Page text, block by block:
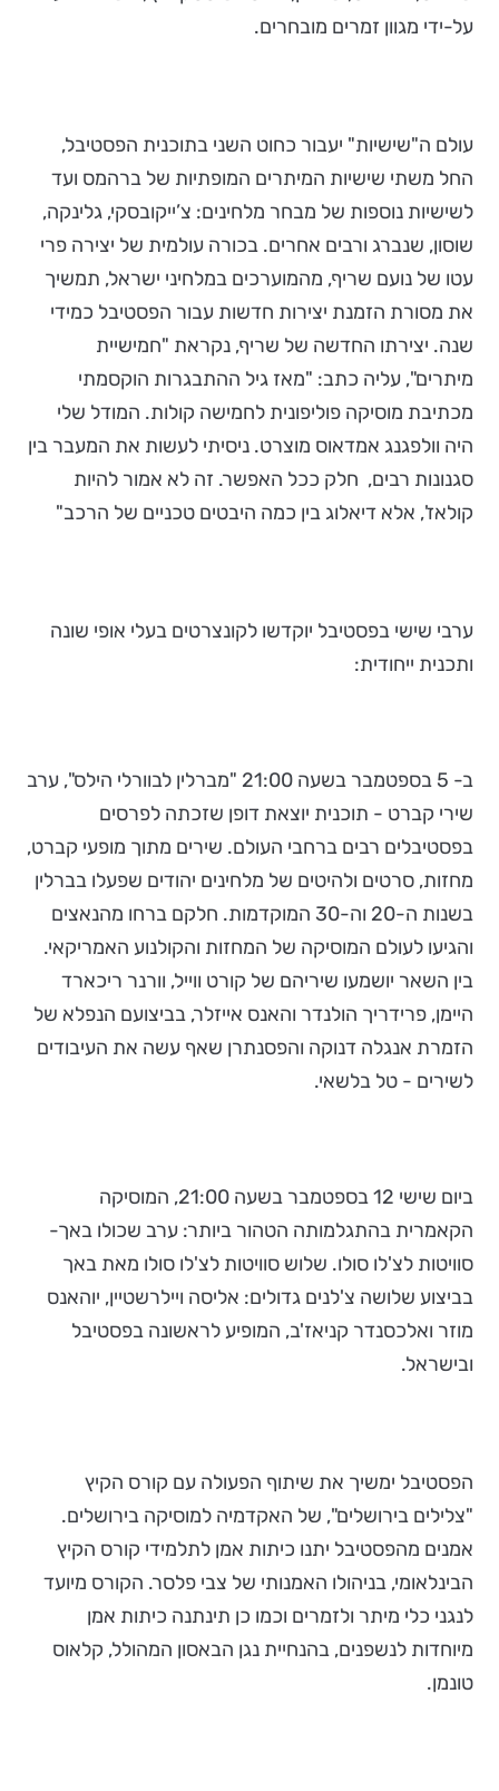
על-ידי מגוון זמרים מובחרים.
עולם ה"שישיות" יעבור כחוט השני בתוכנית הפסטיבל,
החל משתי שישיות המיתרים המופתיות של ברהמס ועד
לשישיות נוספות של מבחר מלחינים: צ’ייקובסקי, גלינקה,
שוסון, שנברג ורבים אחרים. בכורה עולמית של יצירה פרי
עטו של נועם שריף, מהמוערכים במלחיני ישראל, תמשיך
את מסורת הזמנת יצירות חדשות עבור הפסטיבל כמידי
שנה. יצירתו החדשה של שריף, נקראת "חמישיית
מיתרים", עליה כתב: "מאז גיל ההתבגרות הוקסמתי
מכתיבת מוסיקה פוליפונית לחמישה קולות. המודל שלי
היה וולפגנג אמדאוס מוצרט. ניסיתי לעשות את המעבר בין
סגנונות רבים, חלק ככל האפשר. זה לא אמור להיות
קולאז', אלא דיאלוג בין כמה היבטים טכניים של הרכב"
ערבי שישי בפסטיבל יוקדשו לקונצרטים בעלי אופי שונה
ותכנית ייחודית:
ב- 5 בספטמבר בשעה 21:00 "מברלין לבוורלי הילס", ערב
שירי קברט - תוכנית יוצאת דופן שזכתה לפרסים
בפסטיבלים רבים ברחבי העולם. שירים מתוך מופעי קברט,
מחזות, סרטים ולהיטים של מלחינים יהודים שפעלו בברלין
בשנות ה-20 וה-30 המוקדמות. חלקם ברחו מהנאצים
והגיעו לעולם המוסיקה של המחזות והקולנוע האמריקאי.
בין השאר יושמעו שיריהם של קורט ווייל, וורנר ריכארד
היימן, פרידריך הולנדר והאנס אייזלר, בביצועם הנפלא של
הזמרת אנגלה דנוקה והפסנתרן שאף עשה את העיבודים
לשירים - טל בלשאי.
ביום שישי 12 בספטמבר בשעה 21:00, המוסיקה
הקאמרית בהתגלמותה הטהור ביותר: ערב שכולו באך-
סוויטות לצ'לו סולו. שלוש סוויטות לצ'לו סולו מאת באך
בביצוע שלושה צ'לנים גדולים: אליסה ויילרשטיין, יוהאנס
מוזר ואלכסנדר קניאז'ב, המופיע לראשונה בפסטיבל
ובישראל.
הפסטיבל ימשיך את שיתוף הפעולה עם קורס הקיץ
"צלילים בירושלים", של האקדמיה למוסיקה בירושלים.
אמנים מהפסטיבל יתנו כיתות אמן לתלמידי קורס הקיץ
הבינלאומי, בניהולו האמנותי של צבי פלסר. הקורס מיועד
לנגני כלי מיתר ולזמרים וכמו כן תינתנה כיתות אמן
מיוחדות לנשפנים, בהנחיית נגן הבאסון המהולל, קלאוס
טונמן.